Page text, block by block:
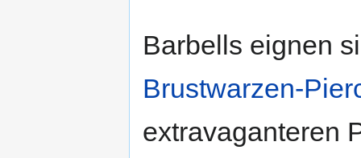
Barbells eignen
Brustwarzen-
extravaganteren